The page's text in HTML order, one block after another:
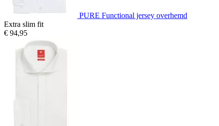
PURE Functional jersey overhemd
Extra slim fit
€ 94,95